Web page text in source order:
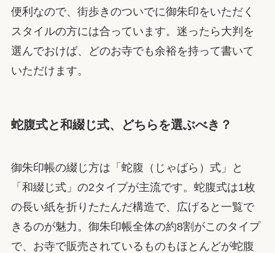
便利なので、街歩きのついでに御朱印をいただく
スタイルの方には合っています。迷ったら大判を
選んでおけば、どのお寺でも余裕を持って書いて
いただけます。
蛇腹式と和綴じ式、どちらを選ぶべき？
御朱印帳の綴じ方は「蛇腹（じゃばら）式」と
「和綴じ式」の2タイプが主流です。蛇腹式は1枚
の長い紙を折りたたんだ構造で、広げると一覧で
きるのが魅力。御朱印帳全体の約8割がこのタイプ
で、お寺で販売されているものもほとんどが蛇腹